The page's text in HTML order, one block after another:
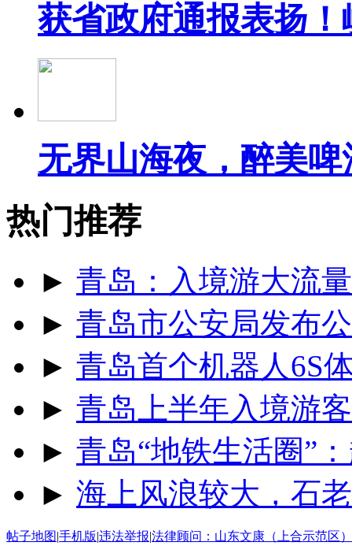
获省政府通报表扬
无界山海夜，醉美
热门推荐
► 青岛：入境游大流
► 青岛市公安局发布
► 青岛首个机器人6S
► 青岛上半年入境游
► 青岛“地铁生活圈”
► 海上风浪较大，石
帖子地图|手机版|违法举报|法律顾问：山东文康（上合示范区